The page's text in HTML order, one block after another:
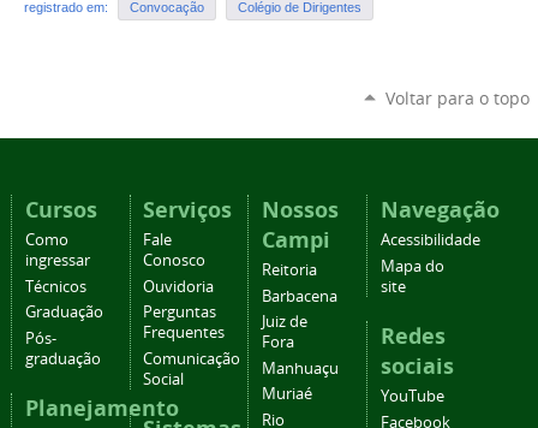
registrado em: Convocação Colégio de Dirigentes
Voltar para o topo
Cursos
Como
ingressar
Técnicos
Graduação
Pós-
graduação
Planejamento
Serviços
Fale
Conosco
Ouvidoria
Perguntas
Frequentes
Comunicação
Social
Nossos
Campi
Reitoria
Barbacena
Juiz de
Fora
Manhuaçu
Muriaé
Rio
Navegação
Acessibilidade
Mapa do
site
Redes
sociais
YouTube
Facebook